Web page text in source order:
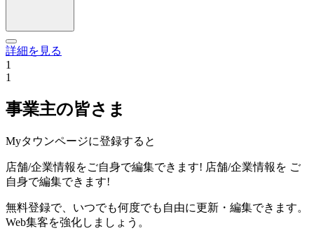
詳細を見る
1
1
事業主の皆さま
Myタウンページに登録すると
店舗/企業情報をご自身で編集できます! 店舗/企業情報を ご
自身で編集できます!
無料登録で、いつでも何度でも自由に更新・編集できます。
Web集客を強化しましょう。